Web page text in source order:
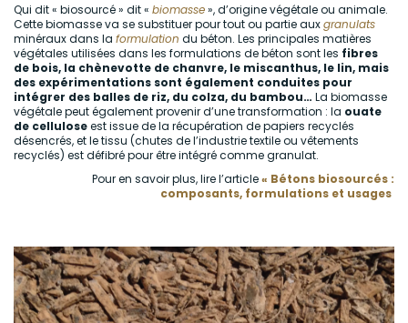
Qui dit « biosourcé » dit « biomasse», d’origine végétale ou animale.
Cette biomasse va se substituer pour tout ou partie auxgranulats
minéraux dans la formulation du béton. Les principales matières
végétales utilisées dans les formulations de béton sont les fibres
de bois, la chènevotte de chanvre, le miscanthus, le lin, mais
des expérimentations sont également conduites pour
intégrer des balles de riz, du colza, du bambou… La biomasse
végétale peut également provenir d’une transformation : la ouate
de celluloseest issue de la récupération de papiers recyclés
désencrés, et le tissu (chutes de l’industrie textile ou vêtements
recyclés) est défibré pour être intégré comme granulat.
Pour en savoir plus, lire l’article« Bétons biosourcés :
composants, formulations et usages